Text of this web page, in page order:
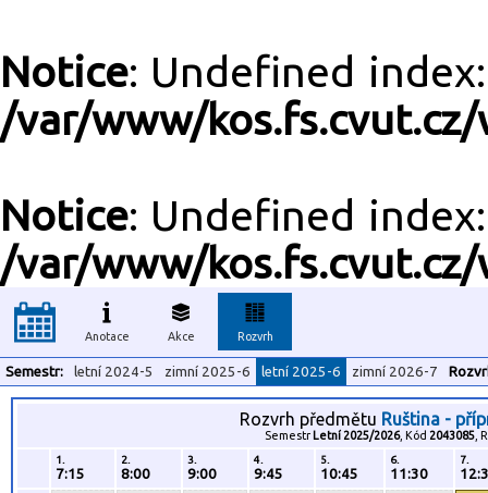
Notice: Undefined index:
/var/www/
Notice: Undefined index:
/var/www/
Anotace Akce Rozvrh
Semestr: letní 2024-5 zimní 2025-6 letní 2025-6 zimní 2026-7
Rozvrh předmětu Ruština -
Semestr Letní 2025/2026, Kód 2043085,
1.
7:15
2.
8:00
3.
9:00
4.
9:45
5.
10:45
6.
11:30
7.